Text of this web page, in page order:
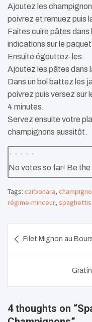
Ajoutez les
poivrez et remuez puis
Faites cuire pâtes dans
indications sur le
Ensuite égouttez-les.
Ajoutez les pâtes dans
Dans un bol battez les
poivrez puis versez sur
4 minutes.
Servez ensuite votre
champignons aussitôt.
No votes so far! Be
Tags: carbonara,
régime-minceur, spaghettis
de
Filet Mignon au
4 thoughts on “